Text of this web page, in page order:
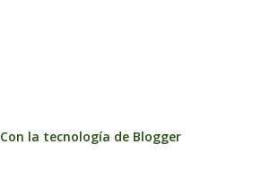
Con la tecnología de Blogger